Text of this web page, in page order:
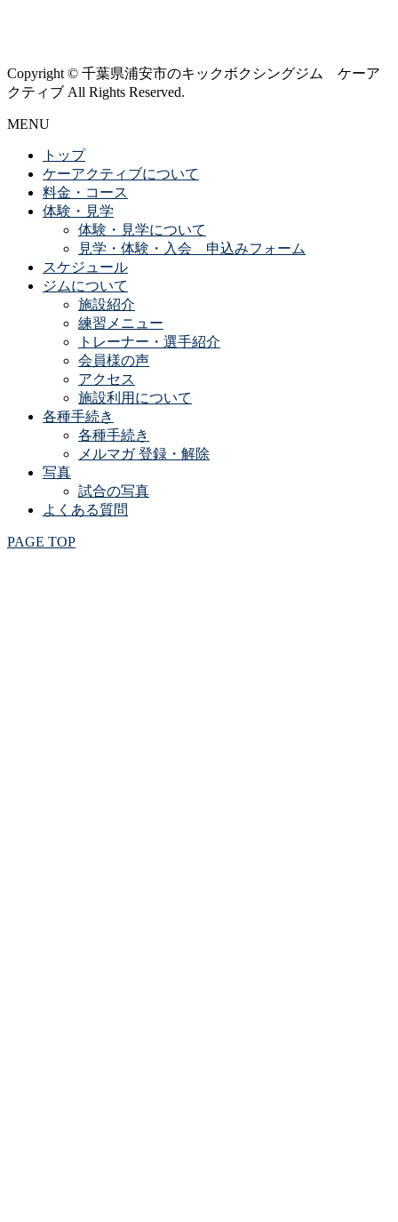
Copyright © 千葉県浦安市のキックボクシングジム ケーア
クティブ All Rights Reserved.
MENU
トップ
ケーアクティブについて
料金・コース
体験・見学
体験・見学について
見学・体験・入会 申込みフォーム
スケジュール
ジムについて
施設紹介
練習メニュー
トレーナー・選手紹介
会員様の声
アクセス
施設利用について
各種手続き
各種手続き
メルマガ 登録・解除
写真
試合の写真
よくある質問
PAGE TOP